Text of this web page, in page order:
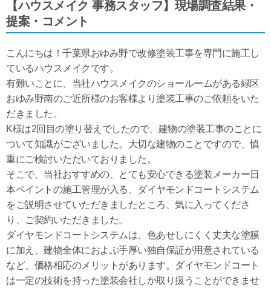
【ハウスメイク 事務スタッフ】現場調査結果・
提案・コメント
こんにちは！千葉県おゆみ野で改修塗装工事を専門に施工し
ているハウスメイクです。
有難いことに、当社ハウスメイクのショールームがある緑区
おゆみ野南のご近所様のお客様より塗装工事のご依頼をいた
だきました。
K様は2回目の塗り替えでしたので、建物の塗装工事のことに
ついて知識がございました。大切な建物のことですので、慎
重にご検討いただいておりました。
そこで、当社おすすめの、とても安心できる塗装メーカー日
本ペイントの施工管理が入る、ダイヤモンドコートシステム
をご説明させていただきましたところ、気に入ってくださ
り、ご契約いただきました。
ダイヤモンドコートシステムは、色あせしにくく丈夫な塗膜
に加え、建物全体におよぶ手厚い独自保証が用意されている
など、価格相応のメリットがあります。ダイヤモンドコート
は一定の技術を持った塗装会社しか取り扱うことができませ